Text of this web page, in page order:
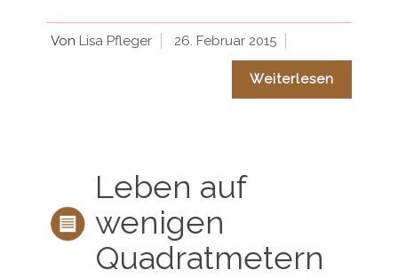
Von Lisa Pfleger 26. Februar 2015
Weiterlesen
Leben auf
wenigen
Quadratmetern